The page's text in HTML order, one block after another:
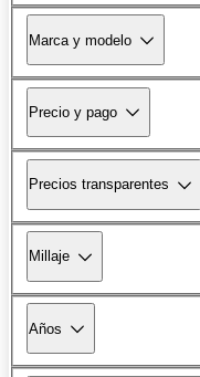
Marca y modelo
Precio y pago
Precios transparentes
Millaje
Años